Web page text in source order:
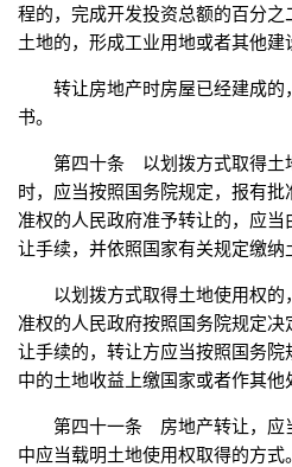
程的，完成开发投资总额的百分
土地的，形成工业用地或者其他建
转让房地产时房屋已经建成
书。
第四十条 以划拨方式取得土
时，应当按照国务院规定，报有
准权的人民政府准予转让的，应
让手续，并依照国家有关规定缴纳
以划拨方式取得土地使用权
准权的人民政府按照国务院规定
让手续的，转让方应当按照国务
中的土地收益上缴国家或者作其他
第四十一条 房地产转让，应
中应当载明土地使用权取得的方式。